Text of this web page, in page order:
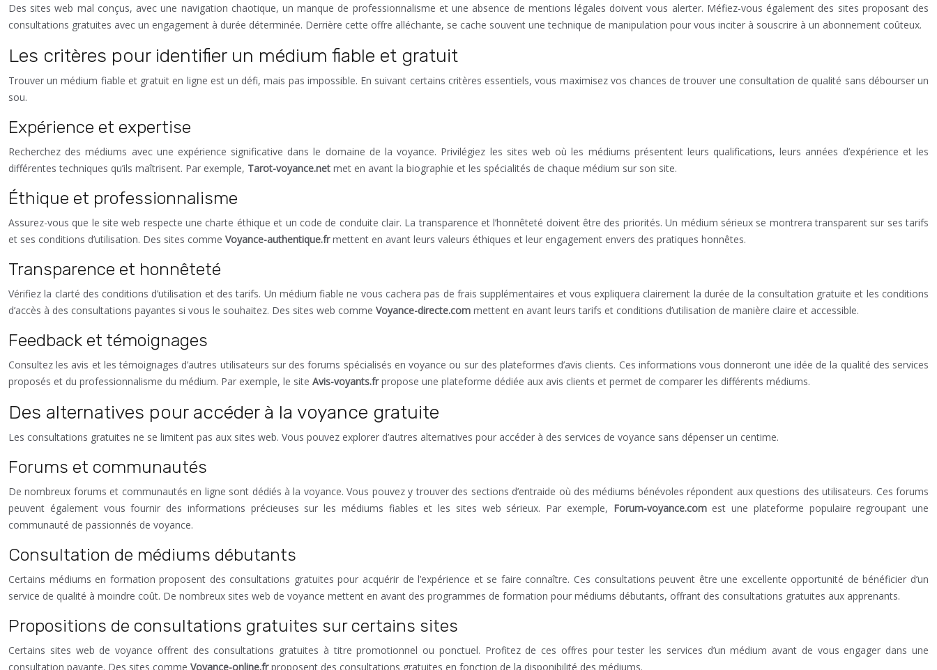
Des sites web mal conçus, avec une navigation chaotique, un manque de professionnalisme et une absence de mentions légales doivent vous alerter. Méfiez-vous également des sites proposant des
consultations gratuites avec un engagement à durée déterminée. Derrière cette offre alléchante, se cache souvent une technique de manipulation pour vous inciter à souscrire à un abonnement coûteux.
Les critères pour identifier un médium fiable et gratuit
Trouver un médium fiable et gratuit en ligne est un défi, mais pas impossible. En suivant certains critères essentiels, vous maximisez vos chances de trouver une consultation de qualité sans débourser un
sou.
Expérience et expertise
Recherchez des médiums avec une expérience significative dans le domaine de la voyance. Privilégiez les sites web où les médiums présentent leurs qualifications, leurs années d’expérience et les
différentes techniques qu’ils maîtrisent. Par exemple, Tarot-voyance.net met en avant la biographie et les spécialités de chaque médium sur son site.
Éthique et professionnalisme
Assurez-vous que le site web respecte une charte éthique et un code de conduite clair. La transparence et l’honnêteté doivent être des priorités. Un médium sérieux se montrera transparent sur ses tarifs
et ses conditions d’utilisation. Des sites comme Voyance-authentique.frmettent en avant leurs valeurs éthiques et leur engagement envers des pratiques honnêtes.
Transparence et honnêteté
Vérifiez la clarté des conditions d’utilisation et des tarifs. Un médium fiable ne vous cachera pas de frais supplémentaires et vous expliquera clairement la durée de la consultation gratuite et les conditions
d’accès à des consultations payantes si vous le souhaitez. Des sites web comme Voyance-directe.com mettent en avant leurs tarifs et conditions d’utilisation de manière claire et accessible.
Feedback et témoignages
Consultez les avis et les témoignages d’autres utilisateurs sur des forums spécialisés en voyance ou sur des plateformes d’avis clients. Ces informations vous donneront une idée de la qualité des services
proposés et du professionnalisme du médium. Par exemple, le site Avis-voyants.frpropose une plateforme dédiée aux avis clients et permet de comparer les différents médiums.
Des alternatives pour accéder à la voyance gratuite
Les consultations gratuites ne se limitent pas aux sites web. Vous pouvez explorer d’autres alternatives pour accéder à des services de voyance sans dépenser un centime.
Forums et communautés
De nombreux forums et communautés en ligne sont dédiés à la voyance. Vous pouvez y trouver des sections d’entraide où des médiums bénévoles répondent aux questions des utilisateurs. Ces forums
peuvent également vous fournir des informations précieuses sur les médiums fiables et les sites web sérieux. Par exemple, Forum-voyance.com est une plateforme populaire regroupant une
communauté de passionnés de voyance.
Consultation de médiums débutants
Certains médiums en formation proposent des consultations gratuites pour acquérir de l’expérience et se faire connaître. Ces consultations peuvent être une excellente opportunité de bénéficier d’un
service de qualité à moindre coût. De nombreux sites web de voyance mettent en avant des programmes de formation pour médiums débutants, offrant des consultations gratuites aux apprenants.
Propositions de consultations gratuites sur certains sites
Certains sites web de voyance offrent des consultations gratuites à titre promotionnel ou ponctuel. Profitez de ces offres pour tester les services d’un médium avant de vous engager dans une
consultation payante. Des sites comme Voyance-online.frproposent des consultations gratuites en fonction de la disponibilité des médiums.